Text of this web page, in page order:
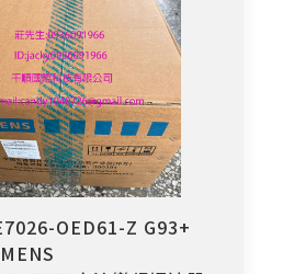
OED61-Z G93+